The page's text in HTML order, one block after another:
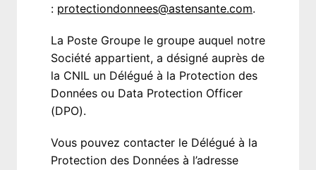
: protectiondonnees@astensante.com.
La Poste Groupe le groupe auquel notre
Société appartient, a désigné auprès de
la CNIL un Délégué à la Protection des
Données ou Data Protection Officer
(DPO).
Vous pouvez contacter le Délégué à la
Protection des Données à l’adresse